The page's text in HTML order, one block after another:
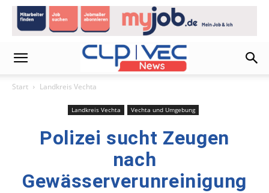
Start Landkreis Vechta
Landkreis Vechta Vechta und Umgebung
Polizei sucht Zeugen
nach
Gewässerverunreinigung